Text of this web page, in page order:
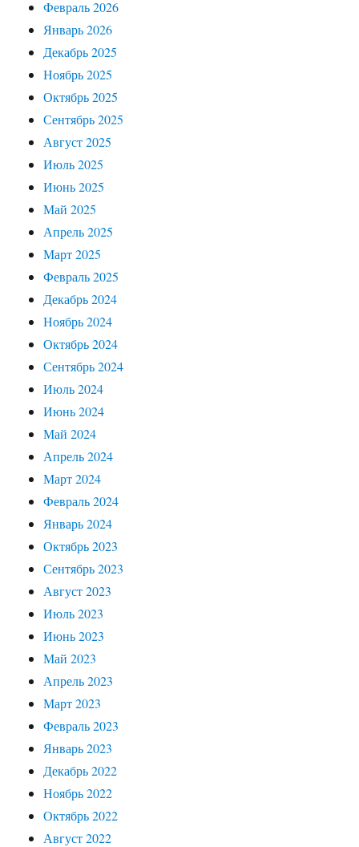
Февраль 2026
Январь 2026
Декабрь 2025
Ноябрь 2025
Октябрь 2025
Сентябрь 2025
Август 2025
Июль 2025
Июнь 2025
Май 2025
Апрель 2025
Март 2025
Февраль 2025
Декабрь 2024
Ноябрь 2024
Октябрь 2024
Сентябрь 2024
Июль 2024
Июнь 2024
Май 2024
Апрель 2024
Март 2024
Февраль 2024
Январь 2024
Октябрь 2023
Сентябрь 2023
Август 2023
Июль 2023
Июнь 2023
Май 2023
Апрель 2023
Март 2023
Февраль 2023
Январь 2023
Декабрь 2022
Ноябрь 2022
Октябрь 2022
Август 2022